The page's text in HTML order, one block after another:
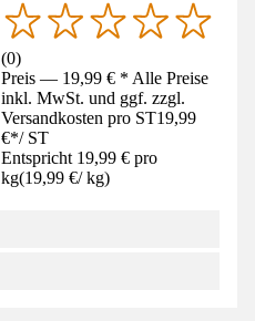
(0)
Preis — 19,99 € * Alle Preise
inkl. MwSt. und ggf. zzgl.
Versandkosten pro ST19,99
€*/ ST
Entspricht 19,99 € pro
kg(19,99 €/ kg)